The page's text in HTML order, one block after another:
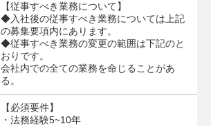
【従事すべき業務について】
◆入社後の従事すべき業務については上記
の募集要項内にあります。
◆従事すべき業務の変更の範囲は下記のと
おりです。
会社内での全ての業務を命じることがあ
る。
【必須要件】
・法務経験5~10年